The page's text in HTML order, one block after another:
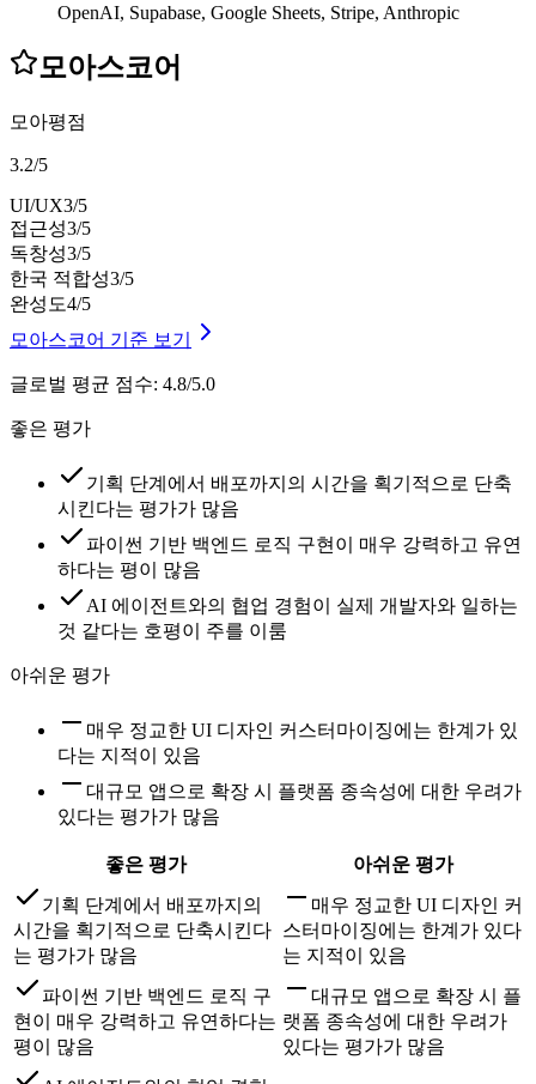
OpenAI, Supabase, Google Sheets, Stripe, Anthropic
모아스코어
모아평점
3.2/5
UI/UX3/5
접근성3/5
독창성3/5
한국 적합성3/5
완성도4/5
모아스코어 기준 보기
글로벌 평균 점수: 4.8/5.0
좋은 평가
기획 단계에서 배포까지의 시간을 획기적으로 단축
시킨다는 평가가 많음
파이썬 기반 백엔드 로직 구현이 매우 강력하고 유연
하다는 평이 많음
AI 에이전트와의 협업 경험이 실제 개발자와 일하는
것 같다는 호평이 주를 이룸
아쉬운 평가
매우 정교한 UI 디자인 커스터마이징에는 한계가 있
다는 지적이 있음
대규모 앱으로 확장 시 플랫폼 종속성에 대한 우려가
있다는 평가가 많음
좋은 평가
아쉬운 평가
기획 단계에서 배포까지의
시간을 획기적으로 단축시킨다
는 평가가 많음
매우 정교한 UI 디자인 커
스터마이징에는 한계가 있다
는 지적이 있음
파이썬 기반 백엔드 로직 구
현이 매우 강력하고 유연하다는
평이 많음
대규모 앱으로 확장 시 플
랫폼 종속성에 대한 우려가
있다는 평가가 많음